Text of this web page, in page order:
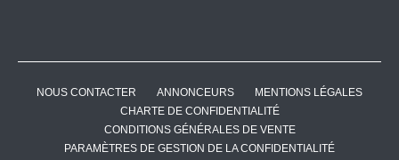
NOUS CONTACTER ANNONCEURS
MENTIONS LÉGALES
CHARTE DE CONFIDENTIALITÉ
CONDITIONS GÉNÉRALES DE VENTE
PARAMÈTRES DE GESTION DE LA CONFIDENTIALITÉ